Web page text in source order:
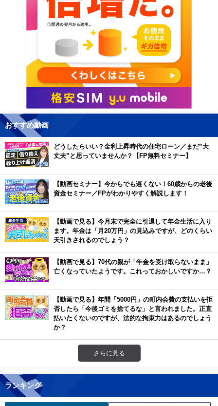
おすすめ動画
どうしたらいい？金利上昇時代の住宅ローン／まだ”大
丈夫”と思っていませんか？【FP無料セミナー】
【動画セミナー】今からでも遅くない！60歳からの老後
資金セミナー／FPがわかりやすく解説します！
【動画で見る】今月末で完全に引退して年金生活に入り
ます。年金は「月20万円」の見込みですが、どのくらい
天引きされるのでしょう？
【動画で見る】70代の親が「年金を受け取らないまま」
亡くなっていたようです。これっておかしいですか…？
【動画で見る】年間「5000円」の町内会費の支払いを拒
否したら「今後ゴミを捨てるな」と言われました。正直
払いたくないのですが、法的な拘束力はあるのでしょう
か？
さらに見る
ランキング